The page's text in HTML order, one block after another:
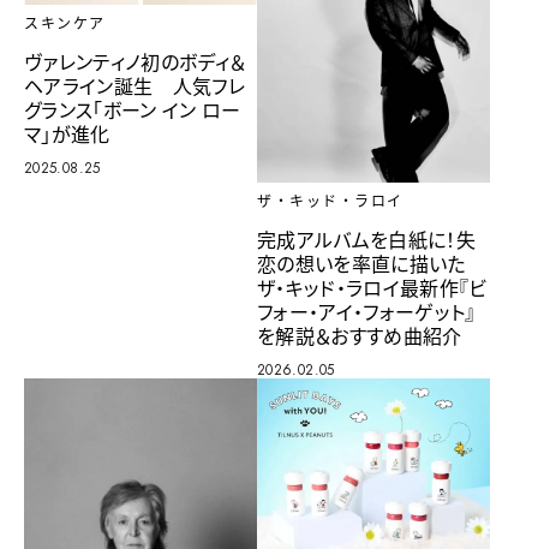
スキンケア
ヴァレンティノ初のボディ＆
ヘアライン誕生 人気フレ
グランス「ボーン イン ロー
マ」が進化
2025.08.25
ザ・キッド・ラロイ
完成アルバムを白紙に！失
恋の想いを率直に描いた
ザ・キッド・ラロイ最新作『ビ
フォー・アイ・フォーゲット』
を解説＆おすすめ曲紹介
2026.02.05